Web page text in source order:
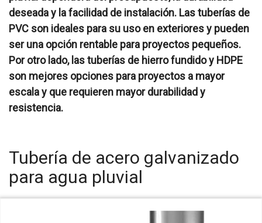
deseada y la facilidad de instalación. Las tuberías de
PVC son ideales para su uso en exteriores y pueden
ser una opción rentable para proyectos pequeños.
Por otro lado, las tuberías de hierro fundido y HDPE
son mejores opciones para proyectos a mayor
escala y que requieren mayor durabilidad y
resistencia.
Tubería de acero galvanizado
para agua pluvial